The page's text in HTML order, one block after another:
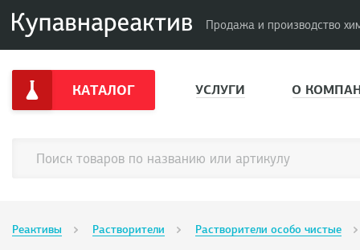
Продажа и производство
КАТАЛОГ УСЛУГИ О
Реактивы Растворители Растворители особо чистые